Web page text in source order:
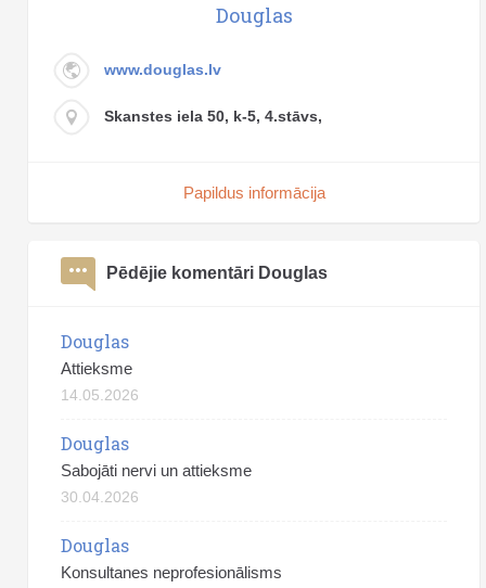
Douglas
www.douglas.lv
Skanstes iela 50, k-5, 4.stāvs,
Papildus informācija
Pēdējie komentāri Douglas
Douglas
Attieksme
14.05.2026
Douglas
Sabojāti nervi un attieksme
30.04.2026
Douglas
Konsultanes neprofesionālisms